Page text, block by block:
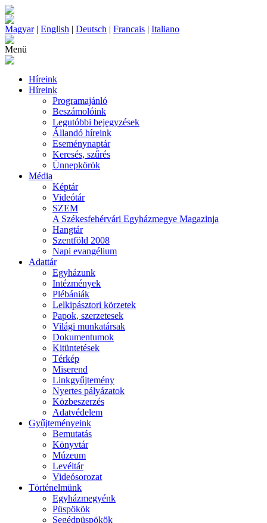
Magyar| English | Deutsch | Francais | Italiano
Menü
Híreink
Híreink
Programajánló
Beszámolóink
Legutóbbi bejegyzések
Állandó híreink
Eseménynaptár
Keresés, szűrés
Ünnepkörök
Média
Képtár
Videótár
SZEM
A Székesfehérvári Egyházmegye Magazinja
Hangtár
Szentföld 2008
Napi evangélium
Adattár
Egyházunk
Intézmények
Plébániák
Lelkipásztori körzetek
Papok, szerzetesek
Világi munkatársak
Dokumentumok
Kitüntetések
Térkép
Miserend
Linkgyűjtemény
Nyertes pályázatok
Közbeszerzés
Adatvédelem
Gyűjteményeink
Bemutatás
Könyvtár
Múzeum
Levéltár
Videósorozat
Történelmünk
Egyházmegyénk
Püspökök
Segédpüspökök